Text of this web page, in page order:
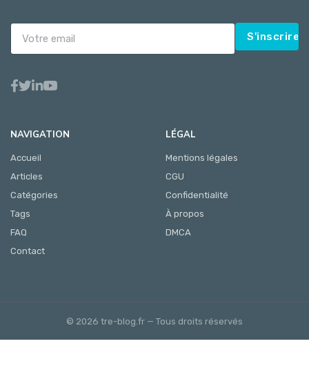
S'inscrire
NAVIGATION
Accueil
Articles
Catégories
Tags
FAQ
Contact
LÉGAL
Mentions légales
CGU
Confidentialité
À propos
DMCA
© 2026 tre-blog.fr — Tous droits réservés